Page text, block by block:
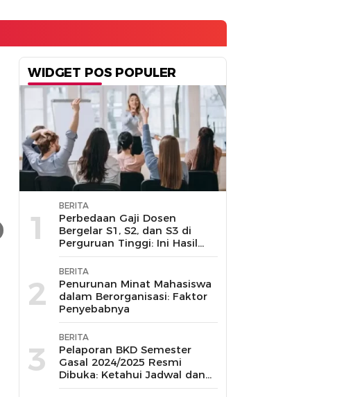
WIDGET POS POPULER
1
BERITA
Perbedaan Gaji Dosen
Bergelar S1, S2, dan S3 di
Perguruan Tinggi: Ini Hasil
Penelusuran
2
BERITA
Penurunan Minat Mahasiswa
dalam Berorganisasi: Faktor
Penyebabnya
3
BERITA
Pelaporan BKD Semester
Gasal 2024/2025 Resmi
Dibuka: Ketahui Jadwal dan
Prosesnya